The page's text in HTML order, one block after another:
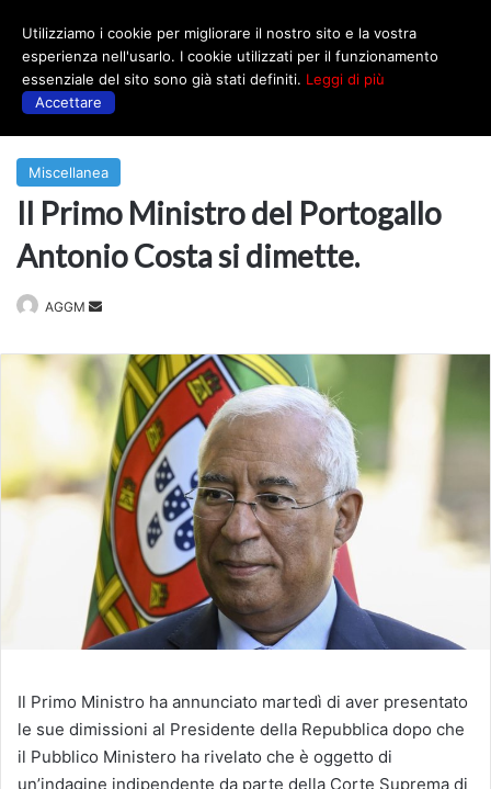
Miscellanea
Il Primo Ministro del Portogallo
Antonio Costa si dimette.
AGGM
Invia
Il Primo Ministro ha annunciato martedì di aver presentato
le sue dimissioni al Presidente della Repubblica dopo che
il Pubblico Ministero ha rivelato che è oggetto di
un’indagine indipendente da parte della Corte Suprema di
Utilizziamo i cookie per migliorare il nostro sito e la vostra
esperienza nell'usarlo. I cookie utilizzati per il funzionamento
essenziale del sito sono già stati definiti. Leggi di più
Accettare